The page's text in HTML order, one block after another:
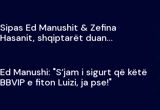
Sipas Ed Manushit & Zefina
Hasanit, shqiptarët duan...
Ed Manushi: "S’jam i sigurt që këtë
BBVIP e fiton Luizi, ja pse!"